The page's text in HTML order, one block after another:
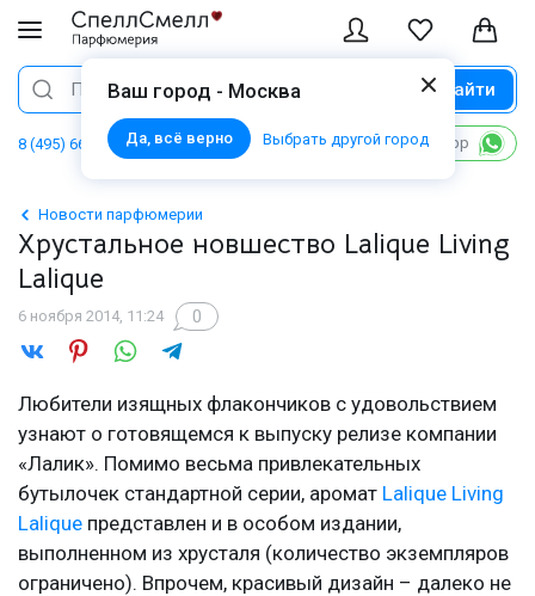
Ваш город - Москва
Да, всё верно Выбрать другой город
Поиск Найти
8 (495) 668 06 02 Написать в WhatsApp
Новости парфюмерии
Хрустальное новшество Lalique Living
Lalique
6 ноября 2014, 11:24 0
Любители изящных флакончиков с удовольствием
узнают о готовящемся к выпуску релизе компании
«Лалик». Помимо весьма привлекательных
бутылочек стандартной серии, аромат Lalique Living
Lalique представлен и в особом издании,
выполненном из хрусталя (количество экземпляров
ограничено). Впрочем, красивый дизайн – далеко не